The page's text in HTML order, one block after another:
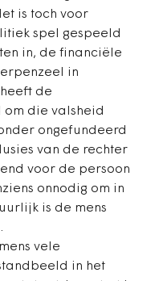
is toch voor
spel gespeeld
in, de financiële
in
de
om die valsheid
ongefundeerd
van de rechter
voor de persoon
onnodig om in
is de mens
vele
in het